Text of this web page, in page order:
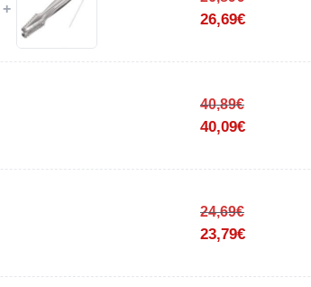
+
26,69€
40,89€
40,09€
24,69€
23,79€